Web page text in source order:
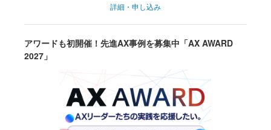
詳細・申し込み
アワードも初開催！先進AX事例を募集中「AX AWARD
2027」